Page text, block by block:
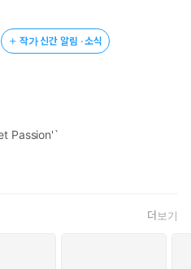
아 움직이고 아드레날린이 솟
짝 놀랐다. 갑자기 유두가 단단
지고 아플 정도로 욱신거렸다.
굉장히 흥분감을 일으켰다.
려 의자 뒤로 기대게 만들었는데
국이 되었다. 그는 하체가 고통
숨을 빠르게 쉬며 숨을 고르고
스러우면서도 압도적인 욕망을
적인 마력이 있는 것일까?
. 게다가 그녀는 올리버 로슨의 딸
작가 신간 알림 · 소식
Passion'`
더보기